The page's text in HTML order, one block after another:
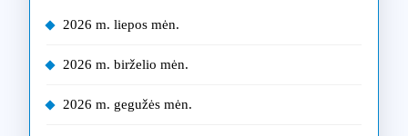
2026 m. liepos mėn.
2026 m. birželio mėn.
2026 m. gegužės mėn.